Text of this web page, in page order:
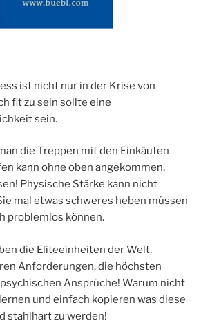
ist nicht nur in der Krise von
fit zu sein sollte eine
sein.
die Treppen mit den Einkäufen
kann ohne oben angekommen,
Physische Stärke kann nicht
mal etwas schweres heben müssen
problemlos können.
die Eliteeinheiten der Welt,
Anforderungen, die höchsten
Ansprüche! Warum nicht
und einfach kopieren was diese
stahlhart zu werden!